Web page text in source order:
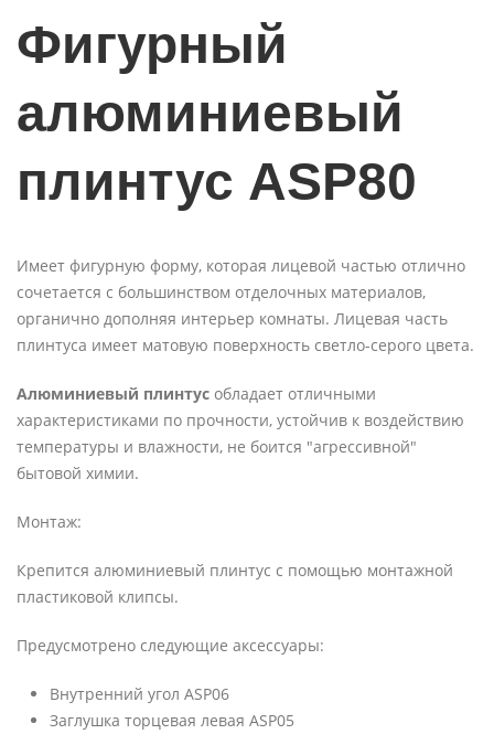
Фигурный
алюминиевый
плинтус ASP80
Имеет фигурную форму, которая лицевой частью отлично
сочетается с большинством отделочных материалов,
органично дополняя интерьер комнаты. Лицевая часть
плинтуса имеет матовую поверхность светло-серого цвета.
Алюминиевый плинтус обладает отличными
характеристиками по прочности, устойчив к воздействию
температуры и влажности, не боится "агрессивной"
бытовой химии.
Монтаж:
Крепится алюминиевый плинтус с помощью монтажной
пластиковой клипсы.
Предусмотрено следующие аксессуары:
Внутренний угол ASP06
Заглушка торцевая левая ASP05